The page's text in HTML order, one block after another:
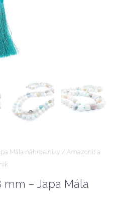
Mála náhrdelníky / Amazonit a
mm – Japa Mála